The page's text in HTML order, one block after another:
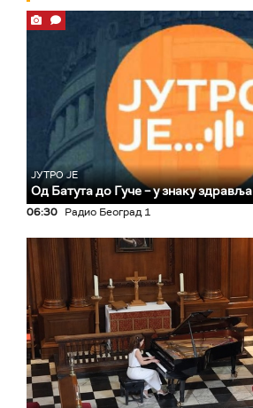
ЈУТРО ЈЕ
Од Батута до Гуче – у знаку здравља
06:30 Радио Београд 1